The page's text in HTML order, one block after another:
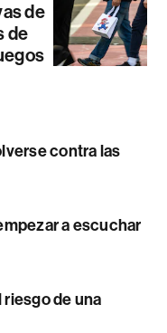
de
de
contra las
a escuchar
riesgo de una